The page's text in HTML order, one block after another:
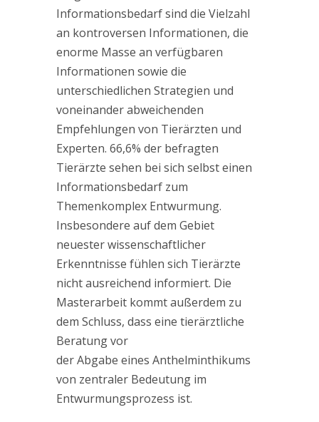
Informationsbedarf sind die Vielzahl
an kontroversen Informationen, die
enorme Masse an verfügbaren
Informationen sowie die
unterschiedlichen Strategien und
voneinander abweichenden
Empfehlungen von Tierärzten und
Experten. 66,6% der befragten
Tierärzte sehen bei sich selbst einen
Informationsbedarf zum
Themenkomplex Entwurmung.
Insbesondere auf dem Gebiet
neuester wissenschaftlicher
Erkenntnisse fühlen sich Tierärzte
nicht ausreichend informiert. Die
Masterarbeit kommt außerdem zu
dem Schluss, dass eine tierärztliche
Beratung vor
der Abgabe eines Anthelminthikums
von zentraler Bedeutung im
Entwurmungsprozess ist.